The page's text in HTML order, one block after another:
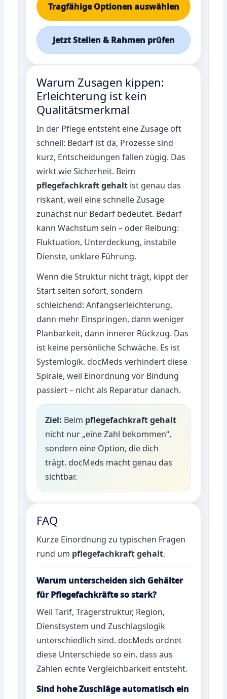
Tragfähige Optionen auswählen
Jetzt Stellen & Rahmen prüfen
Warum Zusagen kippen:
Erleichterung ist kein
Qualitätsmerkmal
In der Pflege entsteht eine Zusage oft
schnell: Bedarf ist da, Prozesse sind
kurz, Entscheidungen fallen zügig. Das
wirkt wie Sicherheit. Beim
pflegefachkraft gehalt ist genau das
riskant, weil eine schnelle Zusage
zunächst nur Bedarf bedeutet. Bedarf
kann Wachstum sein – oder Reibung:
Fluktuation, Unterdeckung, instabile
Dienste, unklare Führung.
Wenn die Struktur nicht trägt, kippt der
Start selten sofort, sondern
schleichend: Anfangserleichterung,
dann mehr Einspringen, dann weniger
Planbarkeit, dann innerer Rückzug. Das
ist keine persönliche Schwäche. Es ist
Systemlogik. docMeds verhindert diese
Spirale, weil Einordnung vor Bindung
passiert – nicht als Reparatur danach.
Ziel: Beim pflegefachkraft gehalt
nicht nur „eine Zahl bekommen“,
sondern eine Option, die dich
trägt. docMeds macht genau das
sichtbar.
FAQ
Kurze Einordnung zu typischen Fragen
rund um pflegefachkraft gehalt.
Warum unterscheiden sich Gehälter
für Pflegefachkräfte so stark?
Weil Tarif, Trägerstruktur, Region,
Dienstsystem und Zuschlagslogik
unterschiedlich sind. docMeds ordnet
diese Unterschiede so ein, dass aus
Zahlen echte Vergleichbarkeit entsteht.
Sind hohe Zuschläge automatisch ein